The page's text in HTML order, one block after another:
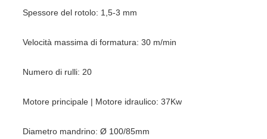
Spessore del rotolo: 1,5-3 mm
Velocità massima di formatura: 30 m/min
Numero di rulli: 20
Motore principale | Motore idraulico: 37Kw
Diametro mandrino: Ø 100/85mm